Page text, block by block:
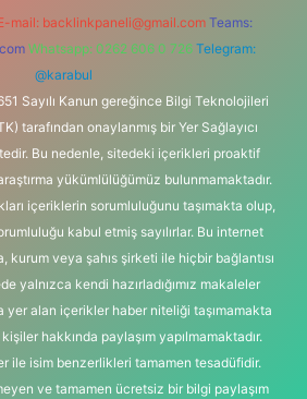
mail: backlinkpaneli@gmail.com Teams:
Whatsapp: 0262 606 0 726 Telegram:
@karabul
Sayılı Kanun gereğince Bilgi Teknolojileri
tarafından onaylanmış bir Yer Sağlayıcı
Bu nedenle, sitedeki içerikleri proaktif
yükümlülüğümüz bulunmamaktadır.
içeriklerin sorumluluğunu taşımakta olup,
kabul etmiş sayılırlar. Bu internet
kurum veya şahıs şirketi ile hiçbir bağlantısı
yalnızca kendi hazırladığımız makaleler
yer alan içerikler haber niteliği taşımamakta
hakkında paylaşım yapılmamaktadır.
ile isim benzerlikleri tamamen tesadüfidir.
ve tamamen ücretsiz bir bilgi paylaşım